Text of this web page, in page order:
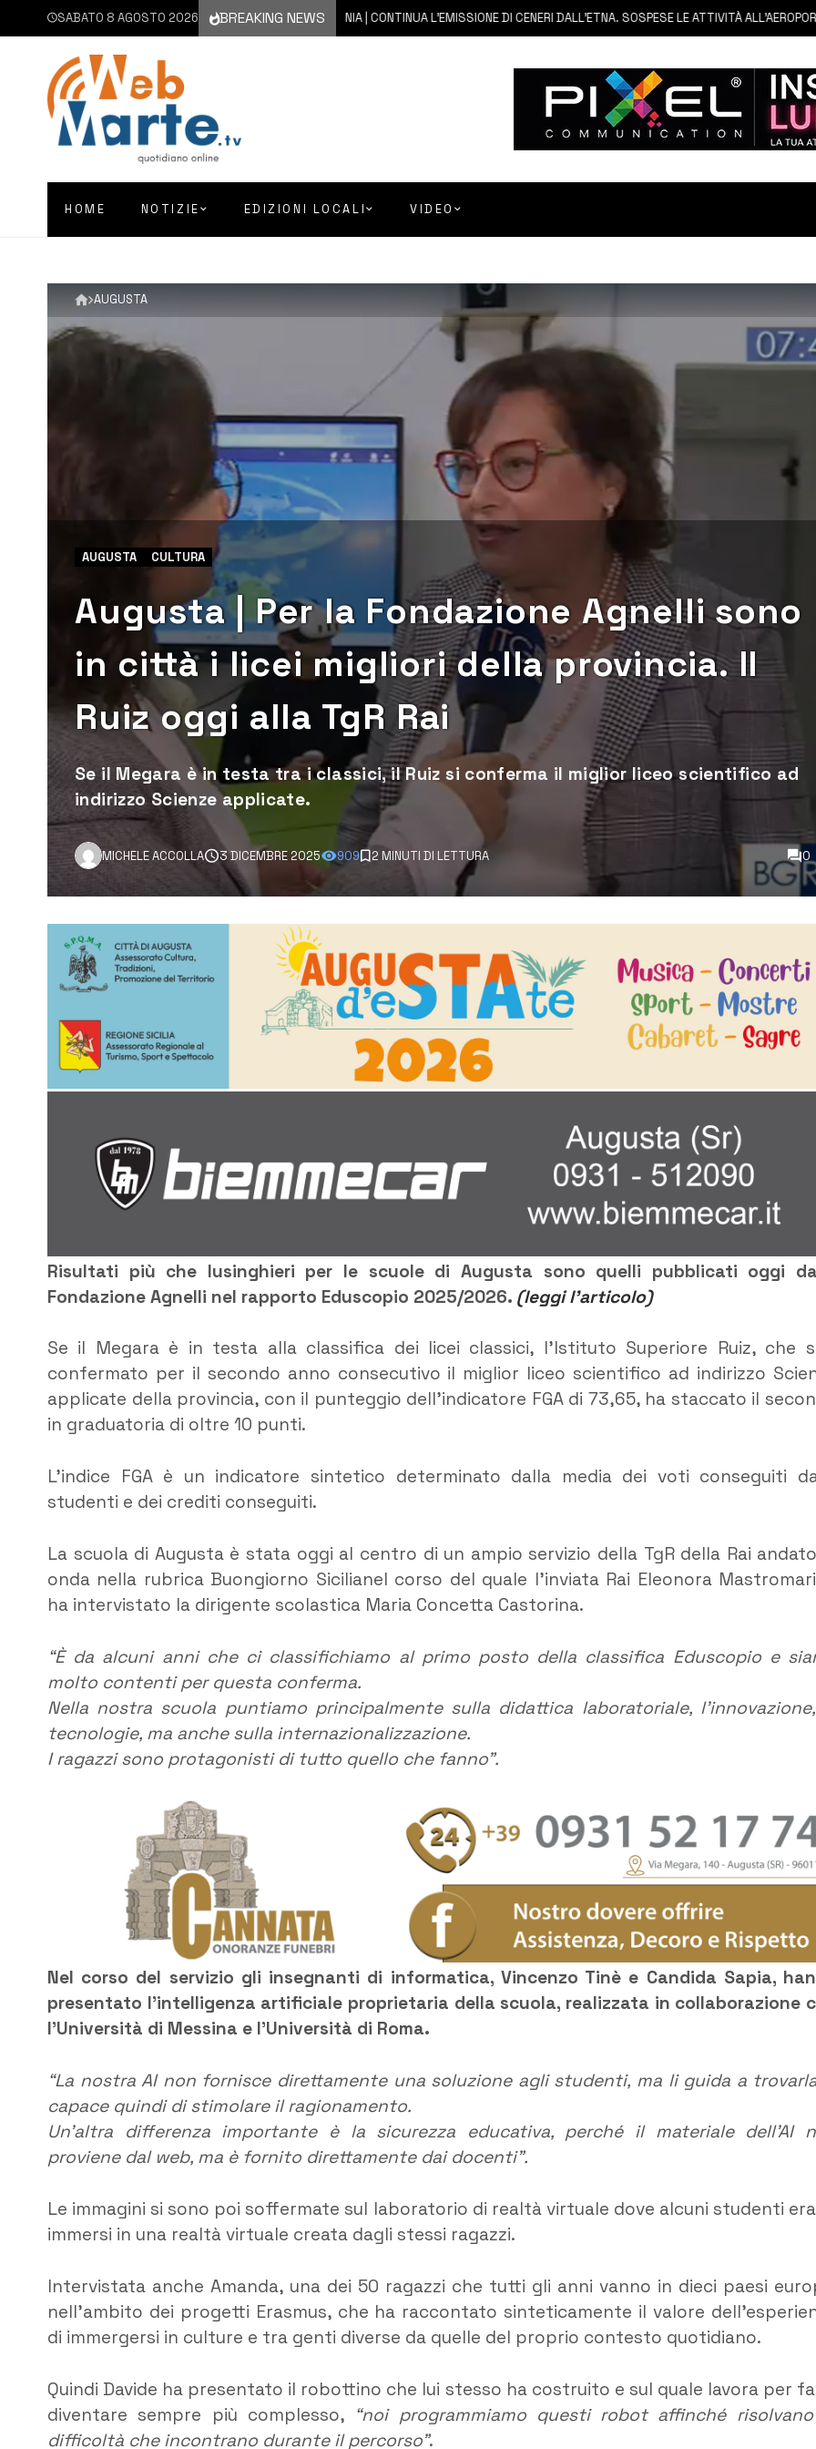
SABATO 8 AGOSTO 2026 BREAKING NEWS
8 AGOSTO 2026 CATANIA | CONTINUA L’EMISSIONE DI CENERI DALL’ETNA. SOSPESE LE ATTIVITÀ ALL’AEROPORTO DI
HOME NOTIZIE EDIZIONI LOCALI VIDEO
AUGUSTA
AUGUSTA CULTURA
Augusta | Per la Fondazione Agnelli sono
in città i licei migliori della provincia. Il
Ruiz oggi alla TgR Rai
Se il Megara è in testa tra i classici, il Ruiz si conferma il miglior liceo scientifico ad
indirizzo Scienze applicate.
MICHELE ACCOLLA 3 DICEMBRE 2025 909 2 MINUTI DI LETTURA 0
Risultati più che lusinghieri per le scuole di Augusta sono quelli pubblicati oggi
Fondazione Agnelli nel rapporto Eduscopio 2025/2026. (leggi l’articolo)
Se il Megara è in testa alla classifica dei licei classici, l’Istituto Superiore Ruiz, che
confermato per il secondo anno consecutivo il miglior liceo scientifico ad indirizzo
applicate della provincia, con il punteggio dell’indicatore FGA di 73,65, ha staccato il
in graduatoria di oltre 10 punti.
L’indice FGA è un indicatore sintetico determinato dalla media dei voti conseguiti
studenti e dei crediti conseguiti.
La scuola di Augusta è stata oggi al centro di un ampio servizio della TgR della Rai
onda nella rubrica Buongiorno Sicilianel corso del quale l’inviata Rai Eleonora
ha intervistato la dirigente scolastica Maria Concetta Castorina.
“È da alcuni anni che ci classifichiamo al primo posto della classifica Eduscopio e
molto contenti per questa conferma.
Nella nostra scuola puntiamo principalmente sulla didattica laboratoriale,
tecnologie, ma anche sulla internazionalizzazione.
I ragazzi sono protagonisti di tutto quello che fanno”.
Nel corso del servizio gli insegnanti di informatica, Vincenzo Tinè e Candida Sapia,
presentato l’intelligenza artificiale proprietaria della scuola, realizzata in collaborazione
l’Università di Messina e l’Università di Roma.
“La nostra AI non fornisce direttamente una soluzione agli studenti, ma li guida a
capace quindi di stimolare il ragionamento.
Un’altra differenza importante è la sicurezza educativa, perché il materiale dell’AI
proviene dal web, ma è fornito direttamente dai docenti”.
Le immagini si sono poi soffermate sul laboratorio di realtà virtuale dove alcuni studenti
immersi in una realtà virtuale creata dagli stessi ragazzi.
Intervistata anche Amanda, una dei 50 ragazzi che tutti gli anni vanno in dieci paesi
nell’ambito dei progetti Erasmus, che ha raccontato sinteticamente il valore
di immergersi in culture e tra genti diverse da quelle del proprio contesto quotidiano.
Quindi Davide ha presentato il robottino che lui stesso ha costruito e sul quale lavora per
diventare sempre più complesso, “noi programmiamo questi robot affinché
difficoltà che incontrano durante il percorso”.